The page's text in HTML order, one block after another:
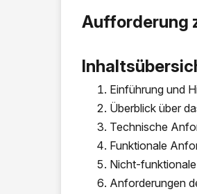
Aufforderung
Einführung und
Überblick über
Technische
Funktionale
Nicht-
Anforderungen